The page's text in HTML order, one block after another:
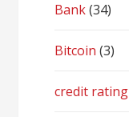
Bank(34)
Bitcoin (3)
credit rating